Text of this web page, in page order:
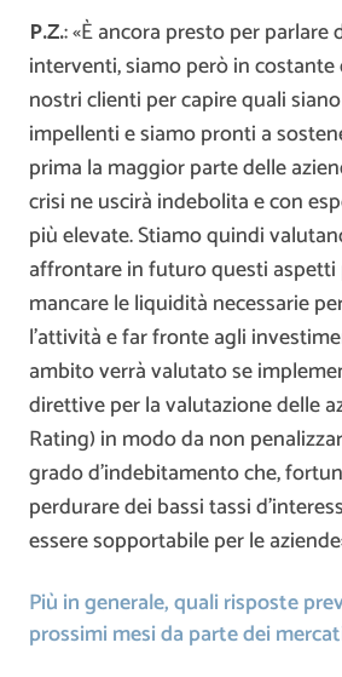
P.Z.: «È ancora presto per parlare
interventi, siamo però in
nostri clienti per capire quali
impellenti e siamo pronti a
prima la maggior parte delle
crisi ne uscirà indebolita e con
più elevate. Stiamo quindi
affrontare in futuro questi
mancare le liquidità necessarie
l’attività e far fronte agli
ambito verrà valutato se
direttive per la valutazione delle
Rating) in modo da non
grado d’indebitamento che,
perdurare dei bassi tassi
essere sopportabile per le
Più in generale, quali risposte
prossimi mesi da parte dei